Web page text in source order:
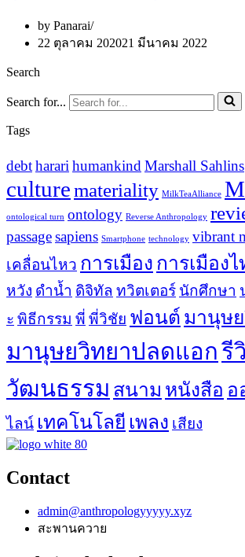
by Panarai
22 ตุลาคม 202021 มีนาคม 2022
Search
Search for...
Tags
debtharari humankind Marshall Sahlins
culturemateriality MilkTeaAlliance
ontological turn ontology Reverse Anthropology
passagesapiens Smartphone technology vibrant
เคลื่อนไหว การเมือง การเมืองไ
หวัง ดำน้ำ ดิจิทัล ทวิตเตอร์ นักศึกษา
ะ พิธีกรรม พี่ พี่วิชัย ฟอนต์ มานุษ
มานุษยวิทยาปลดแอกรี
วัฒนธรรม สนาม หนังสือ อ
ไลน์ เทคโนโลยี เพลง เสียง
Contact
admin@anthropologyyyyy.xyz
สะพานควาย